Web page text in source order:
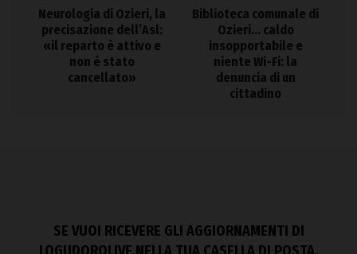
Neurologia di Ozieri, la
precisazione dell’Asl:
«il reparto è attivo e
non è stato
cancellato»
Biblioteca comunale di
Ozieri… caldo
insopportabile e
niente Wi-Fi: la
denuncia di un
cittadino
SE VUOI RICEVERE GLI AGGIORNAMENTI DI